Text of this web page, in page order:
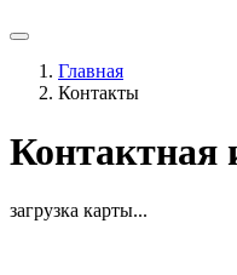
Главная
Контакты
Контактная
загрузка карты...